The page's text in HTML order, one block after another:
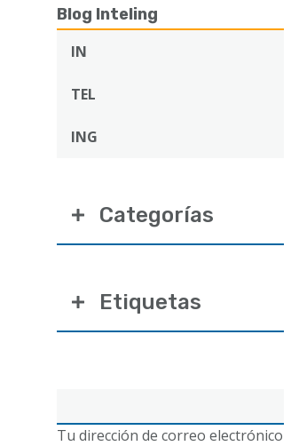
enlaces
ayuda
Blog Inteling
IN
TEL
ING
electrónico
Tu dirección de correo electrónico
Categorías
Etiquetas